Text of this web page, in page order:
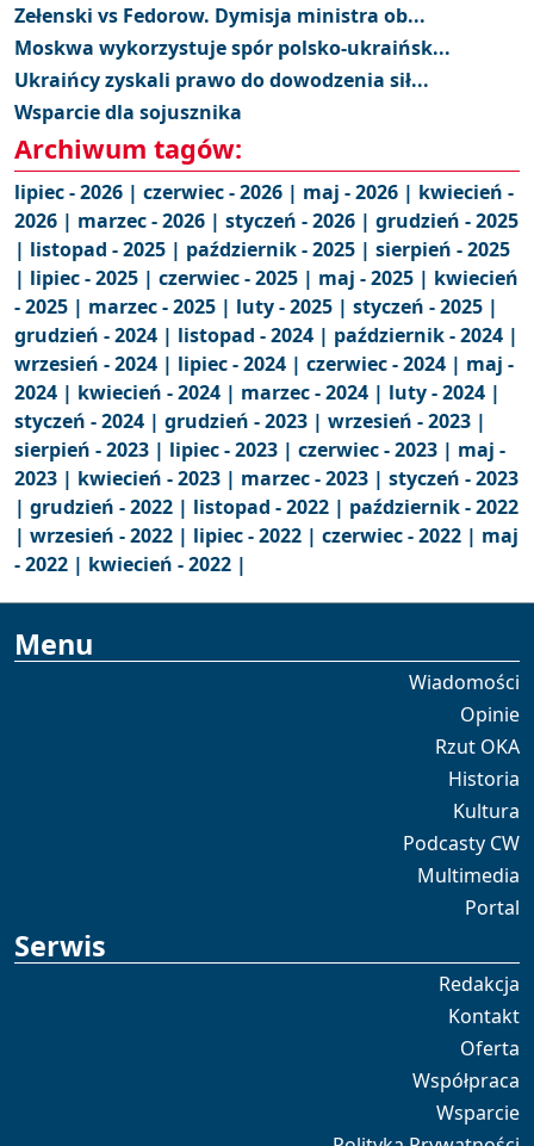
Zełenski vs Fedorow. Dymisja ministra ob...
Moskwa wykorzystuje spór polsko-ukraińsk...
Ukraińcy zyskali prawo do dowodzenia sił...
Wsparcie dla sojusznika
Archiwum tagów:
lipiec - 2026 | czerwiec - 2026 | maj - 2026 | kwiecień -
2026 | marzec - 2026 | styczeń - 2026 | grudzień - 2025
| listopad - 2025 | październik - 2025 | sierpień - 2025
| lipiec - 2025 | czerwiec - 2025 | maj - 2025 | kwiecień
- 2025 | marzec - 2025 | luty - 2025 | styczeń - 2025 |
grudzień - 2024 | listopad - 2024 | październik - 2024 |
wrzesień - 2024 | lipiec - 2024 | czerwiec - 2024 | maj -
2024 | kwiecień - 2024 | marzec - 2024 | luty - 2024 |
styczeń - 2024 | grudzień - 2023 | wrzesień - 2023 |
sierpień - 2023 | lipiec - 2023 | czerwiec - 2023 | maj -
2023 | kwiecień - 2023 | marzec - 2023 | styczeń - 2023
| grudzień - 2022 | listopad - 2022 | październik - 2022
| wrzesień - 2022 | lipiec - 2022 | czerwiec - 2022 | maj
- 2022 | kwiecień - 2022 |
Menu
Wiadomości
Opinie
Rzut OKA
Historia
Kultura
Podcasty CW
Multimedia
Portal
Serwis
Redakcja
Kontakt
Oferta
Współpraca
Wsparcie